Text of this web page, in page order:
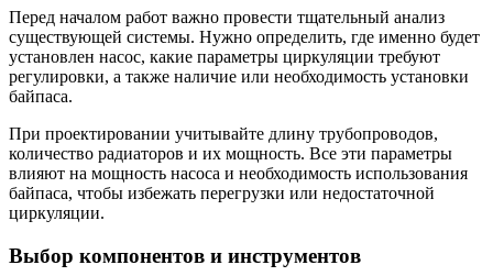
Перед началом работ важно провести тщательный анализ
существующей системы. Нужно определить, где именно будет
установлен насос, какие параметры циркуляции требуют
регулировки, а также наличие или необходимость установки
байпаса.
При проектировании учитывайте длину трубопроводов,
количество радиаторов и их мощность. Все эти параметры
влияют на мощность насоса и необходимость использования
байпаса, чтобы избежать перегрузки или недостаточной
циркуляции.
Выбор компонентов и инструментов